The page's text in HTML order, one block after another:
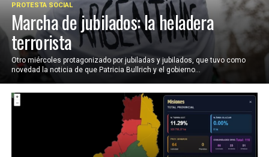
PROTESTA SOCIAL
Marcha de jubilados: la heladera
terrorista
Otro miércoles protagonizado por jubiladas y jubilados, que tuvo como
novedad la noticia de que Patricia Bullrich y el gobierno...